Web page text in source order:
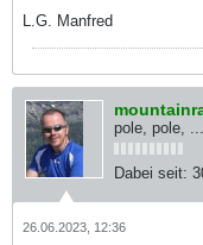
L.G. Manfred
pole, pole, ....
Dabei seit:
26.06.2023, 12:36